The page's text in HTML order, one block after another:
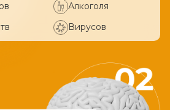
Алкоголя
Вирусов